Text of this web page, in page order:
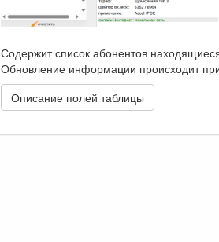
Содержит список абонентов
Обновление информации происходит
Описание полей таблицы